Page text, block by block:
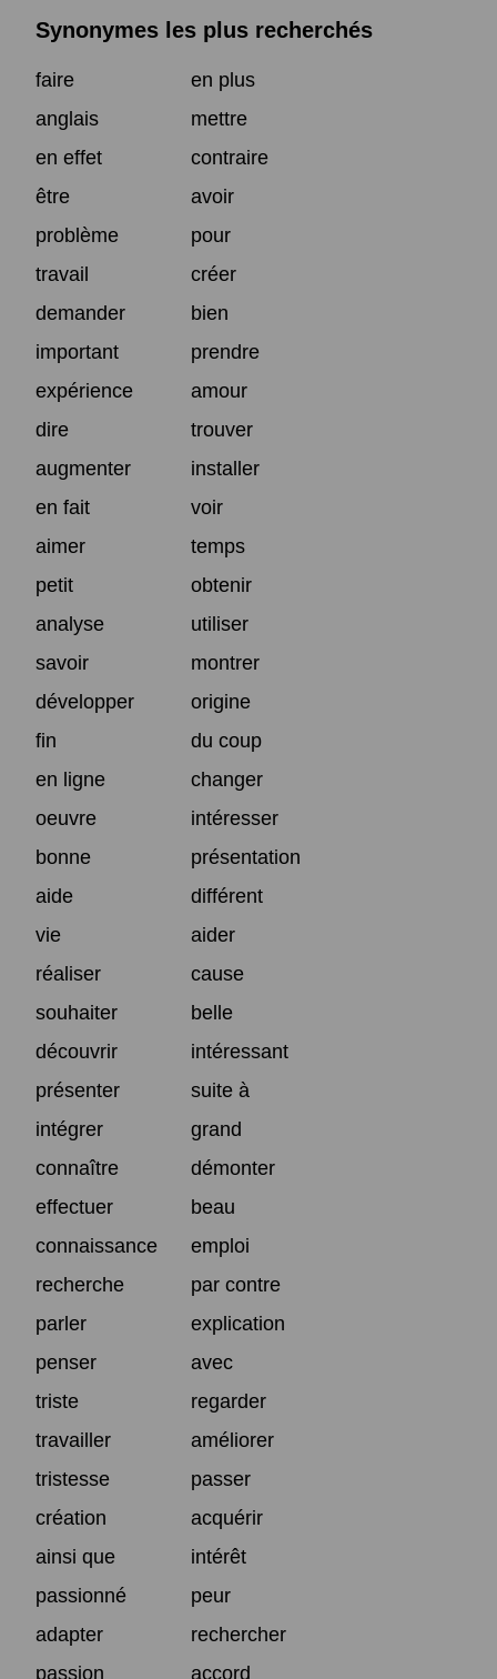
Synonymes les plus recherchés
faire
en plus
anglais
mettre
en effet
contraire
être
avoir
problème
pour
travail
créer
demander
bien
important
prendre
expérience
amour
dire
trouver
augmenter
installer
en fait
voir
aimer
temps
petit
obtenir
analyse
utiliser
savoir
montrer
développer
origine
fin
du coup
en ligne
changer
oeuvre
intéresser
bonne
présentation
aide
différent
vie
aider
réaliser
cause
souhaiter
belle
découvrir
intéressant
présenter
suite à
intégrer
grand
connaître
démonter
effectuer
beau
connaissance
emploi
recherche
par contre
parler
explication
penser
avec
triste
regarder
travailler
améliorer
tristesse
passer
création
acquérir
ainsi que
intérêt
passionné
peur
adapter
rechercher
passion
accord